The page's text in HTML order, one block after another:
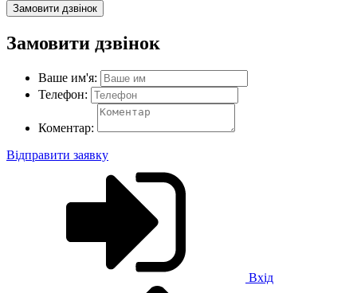
Замовити дзвінок
Замовити дзвінок
Ваше им'я:
Телефон:
Коментар:
Відправити заявку
Вхід